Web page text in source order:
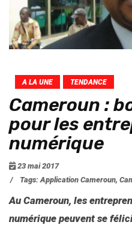
A LA UNE TENDANCE
Cameroun :
pour les
numérique
23 mai 2017
/
Tags: Application Cameroun,
Au Cameroun, les
numérique peuvent se